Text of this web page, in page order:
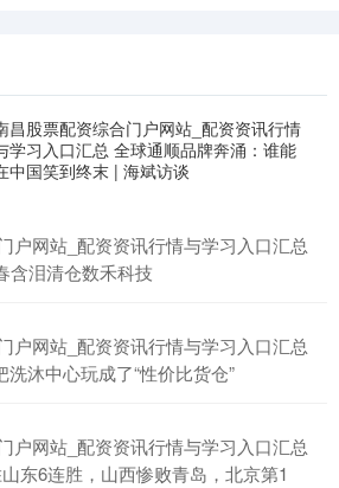
昌股票配资综合门户网站_配资资讯行情
学习入口汇总 全球通顺品牌奔涌：谁能
中国笑到终末 | 海斌访谈
户网站_配资资讯行情与学习入口汇总
含泪清仓数禾科技
户网站_配资资讯行情与学习入口汇总
沐中心玩成了“性价比货仓”
户网站_配资资讯行情与学习入口汇总
东6连胜，山西惨败青岛，北京第1